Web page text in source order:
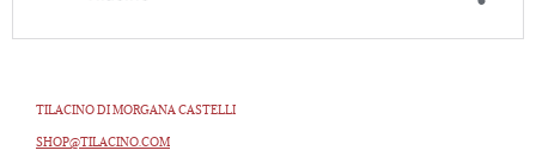
TILACINO DI MORGANA CASTELLI
SHOP@TILACINO.COM